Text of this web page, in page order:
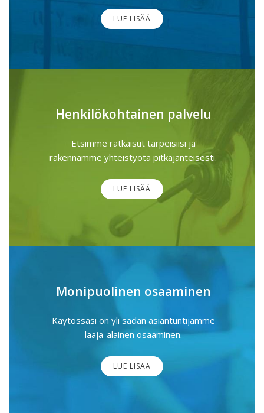
LUE LISÄÄ
Henkilökohtainen palvelu
Etsimme ratkaisut tarpeisiisi ja
rakennamme yhteistyötä pitkäjänteisesti.
LUE LISÄÄ
Monipuolinen osaaminen
Käytössäsi on yli sadan asiantuntijamme
laaja-alainen osaaminen.
LUE LISÄÄ